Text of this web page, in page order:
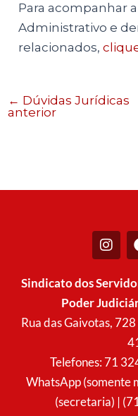
Para acompanhar
Administrativo e
relacionados,
← Dúvidas Jurídicas
anterior
I
n
t
g
r
Sindicato dos
Poder
Rua das Gaivotas,
Telefones: 71
WhatsApp (somente
(secretaria) |